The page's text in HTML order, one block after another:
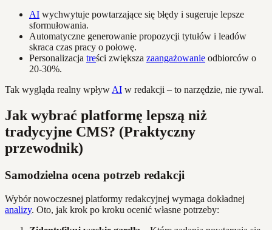
AI wychwytuje powtarzające się błędy i sugeruje lepsze
sformułowania.
Automatyczne generowanie propozycji tytułów i leadów
skraca czas pracy o połowę.
Personalizacja treści zwiększa zaangażowanie odbiorców o
20-30%.
Tak wygląda realny wpływAI w redakcji – to narzędzie, nie rywal.
Jak wybrać platformę lepszą niż
tradycyjne CMS? (Praktyczny
przewodnik)
Samodzielna ocena potrzeb redakcji
Wybór nowoczesnej platformy redakcyjnej wymaga dokładnej
analizy. Oto, jak krok po kroku ocenić własne potrzeby: